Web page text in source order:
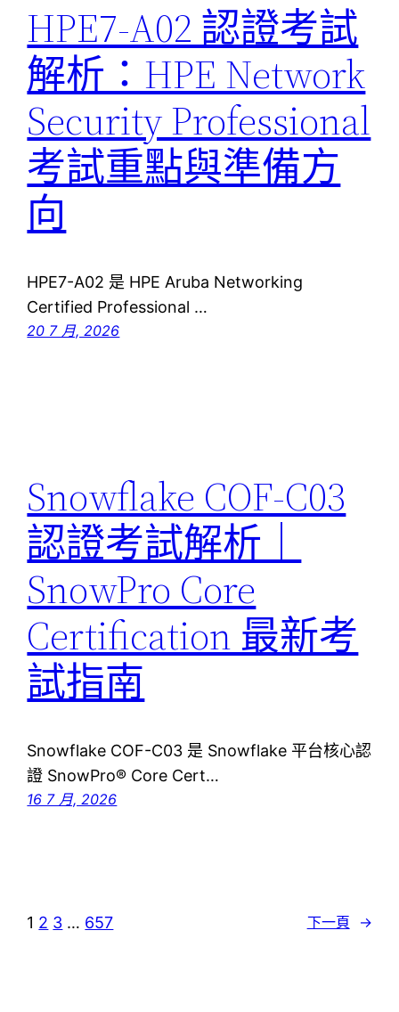
HPE7-A02 認證考試
解析：HPE Network
Security Professional
考試重點與準備方
向
HPE7-A02 是 HPE Aruba Networking
Certified Professional …
20 7 月, 2026
Snowflake COF-C03
認證考試解析｜
SnowPro Core
Certification 最新考
試指南
Snowflake COF-C03 是 Snowflake 平台核心認
證 SnowPro® Core Cert…
16 7 月, 2026
1 2 3 … 657 下一頁 →